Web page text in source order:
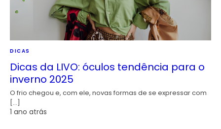
DICAS
Dicas da LIVO: óculos tendência para o
inverno 2025
O frio chegou e, com ele, novas formas de se expressar com
[…]
1 ano atrás